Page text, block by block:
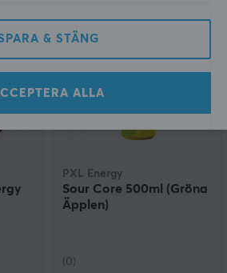
20%
PXL Energy
Sour Core 500ml (Gröna
Äpplen)
(0)
& STÄNG
ALLA